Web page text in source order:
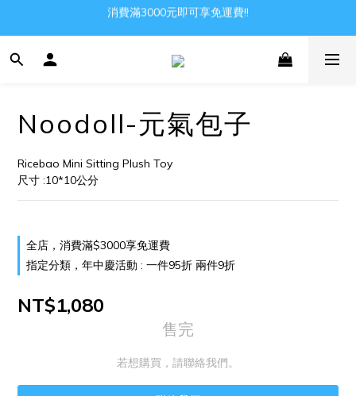
Gather all the joys in the world
消費滿3000元即可享免運費!!
Noodoll-元氣包子
Ricebao Mini Sitting Plush Toy
尺寸 :10*10公分
全店，消費滿$3000享免運費
指定分類，年中慶活動 : 一件95折 兩件9折
NT$1,080
售完
若想購買，請聯絡我們。